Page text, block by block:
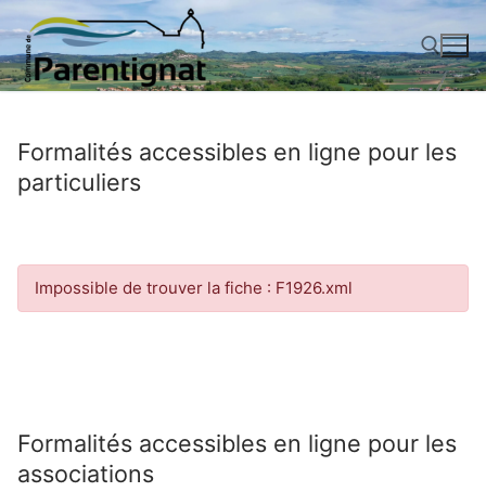
Aller
contenu
Formalités accessibles en ligne pour les
particuliers
Impossible de trouver la fiche : F1926.xml
Formalités accessibles en ligne pour les
associations